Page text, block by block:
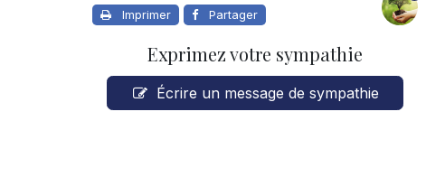
Imprimer Partager
Exprimez votre sympathie
Écrire un message de sympathie